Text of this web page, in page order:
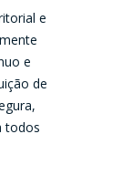
e
e
de
todos